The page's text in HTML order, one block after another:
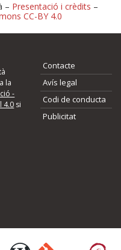
millores o
alguna millora, ompliu els
del qual voleu informar-
– Presentació i crèdits –
CC-BY 4.0
la
-
4.0 si
Contacte
Avís legal
Codi de conducta
Publicitat